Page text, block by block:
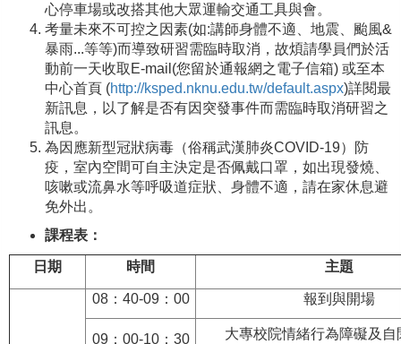
心停車場或改搭其他大眾運輸交通工具與會。
考量未來不可控之因素(如:講師身體不適、地震、颱風&
暴雨...等等)而導致研習需臨時取消，故煩請學員們於活
動前一天收取E-mail(您留於通報網之電子信箱) 或至本
中心首頁 (http://ksped.nknu.edu.tw/default.aspx)詳閱最
新訊息，以了解是否有因突發事件而需臨時取消研習之
訊息。
為因應新型冠狀病毒（俗稱武漢肺炎COVID-19）防
疫，室內空間可自主決定是否佩戴口罩，如出現發燒、
咳嗽或流鼻水等呼吸道症狀、身體不適，請在家休息避
免外出。
課程表：
日期 時間 主題
08：40-09：00 報到與開場
09：00-10：30
大專校院情緒行為障礙及自